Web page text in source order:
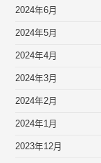
2024年6月
2024年5月
2024年4月
2024年3月
2024年2月
2024年1月
2023年12月